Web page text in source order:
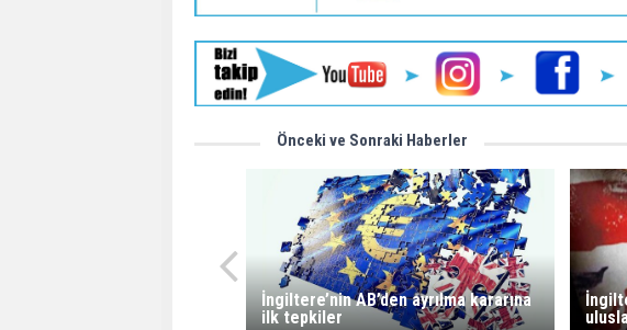
Önceki ve Sonraki Haberler
İngiltere’nin AB’den ayrılma kararına
ilk tepkiler